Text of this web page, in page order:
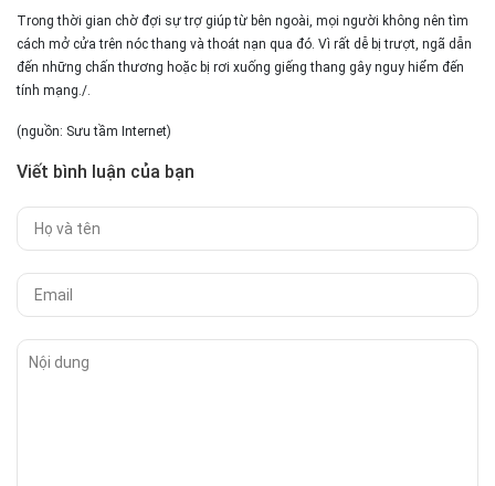
Trong thời gian chờ đợi sự trợ giúp từ bên ngoài, mọi người không nên tìm
cách mở cửa trên nóc thang và thoát nạn qua đó. Vì rất dễ bị trượt, ngã dẫn
đến những chấn thương hoặc bị rơi xuống giếng thang gây nguy hiểm đến
tính mạng./.
(nguồn: Sưu tầm Internet)
Viết bình luận của bạn